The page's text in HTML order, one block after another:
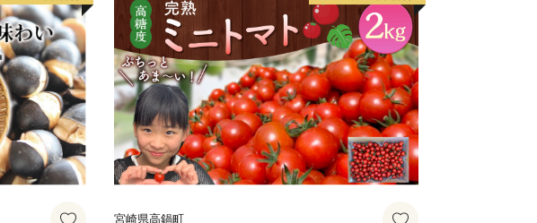
宮崎県高鍋町